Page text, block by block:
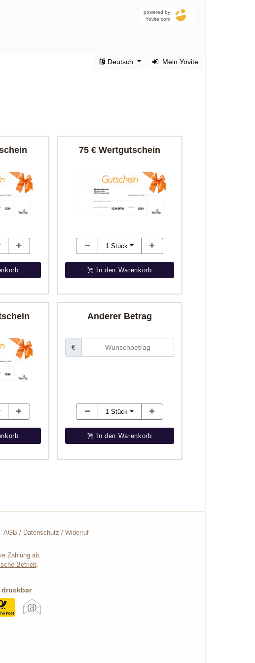
powered by
Yovite.com
Mein Yovite
Deutsch
75 € Wertgutschein
1Stück
In den Warenkorb
Anderer Betrag
€
1Stück
In den Warenkorb
AGB / Datenschutz /Widerruf
Zahlung ab.
Betrieb.